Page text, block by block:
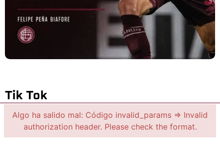
Tik Tok
Algo ha salido mal: Código invalid_params => Invalid
authorization header. Please check the format.